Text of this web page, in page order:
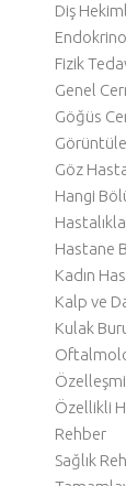
Diş
Fizik
Genel
Göğüs
Göz
Hangi
Hastane
Kadın
Kalp ve
Kulak
Özellikli
Rehber
Sağlık